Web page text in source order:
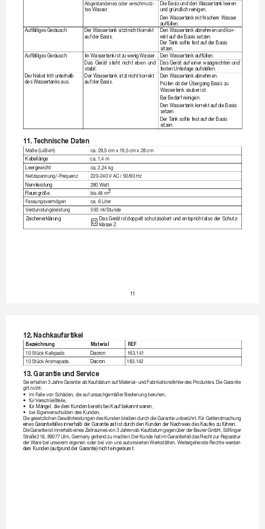
Abgestandenesoderverschmutz- Die Basis und den Wassertank leeren
tes Wasser. und gründlich reinigen.
Den Wassertank mit frischem Wasser
auffüllen.
Auffälliges Geräusch Der Wassertank sitzt nicht korrekt Den Wassertank abnehmen und kor-
auf der Basis. rekt auf die Basis setzen.
Der Tank sollte fest auf der Basis
sitzen.
Auffälliges Geräusch Im Wassertank ist zu wenig Wasser. Den Wassertank auffüllen.
Das Gerät steht nicht eben und Das Gerät auf einer waagrechten und
stabil.
festen Unterlage aufstellen.
Der Nebel tritt unterhalb Der Wassertank sitzt nicht korrekt Den Wassertank abnehmen.
des Wassertanks aus. auf der Basis. Prüfen ob der Übergang Basis zu
Wassertank sauber ist.
Bei Bedarf reinigen.
Den Wassertank korrekt auf die Basis
setzen.
Der Tank sollte fest auf der Basis
sitzen.
11. Technische Daten
Maße(LxBxH) ca.29,5cmx19,5 cmx28cm
Kabellänge
ca.1,4m
Leergewicht
ca.2,24kg
Netzspannung/-Frequenz 220-240V AC/50/60Hz
Nennleistung
280Watt
2
Raumgröße bis48m
Fassungsvermögen
ca.6Liter
Verdunstungsleistung 550ml/Stunde
Zeichenerklärung Das Gerät ist doppelt schutzisoliert und entspricht also der Schutz-
klasse 2.
11
12. Nachkaufartikel
Bezeichnung Material
REF
10StückKalkpads
Dacron
163.141
10StückAromapads. Dacron 163.142
13. Garantie und Service
Sie erhalten 3Jahre Garantie abKaufdatum aufMaterial- undFabrikationsfehlerdes Produktes. Die Garantie
giltnicht:
•
imFallevonSchäden,dieaufunsachgemäßerBedienungberuhen,
•
fürVerschleißteile,
•
für Mängel, die dem Kunden bereits bei Kauf bekannt waren,
•
beiEigenverschuldendesKunden.
DiegesetzlichenGewährleistungendes KundenbleibendurchdieGarantieunberührt. FürGeltendmachung
eines Garantiefalles innerhalb der Garantiezeit ist durch den Kunden der Nachweis des Kaufes zu führen.
DieGarantieistinnerhalbeines Zeitraumesvon 3Jahrenab Kaufdatumgegenüber der BeurerGmbH, Söflinger
Straße218, 89077 Ulm, Germany geltendzu machen.DerKunde hatimGarantiefalldasRechtzur Reparatur
der Ware beiunseremeigenen oder beivon unsautorisiertenWerkstätten.Weitergehende Rechtewerden
dem Kunden (aufgrund der Garantie) nicht eingeräumt.